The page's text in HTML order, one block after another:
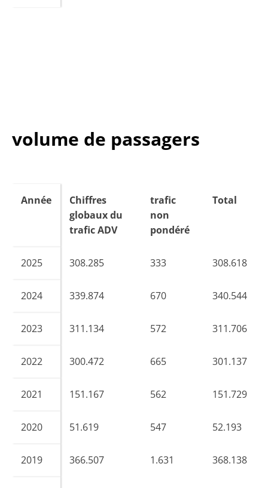
volume de passagers
Année
Chiffres
globaux du
trafic ADV
trafic
non
pondéré
Total
2025 308.285 333 308.618
2024 339.874 670 340.544
2023 311.134 572 311.706
2022 300.472 665 301.137
2021 151.167 562 151.729
2020 51.619 547 52.193
2019 366.507 1.631 368.138